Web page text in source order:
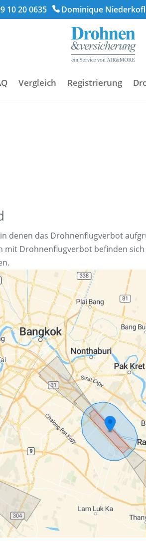
10 20 0635 Dominique
Vergleich Registrierung
denen das Drohnenflugverbot
Drohnenflugverbot befinden